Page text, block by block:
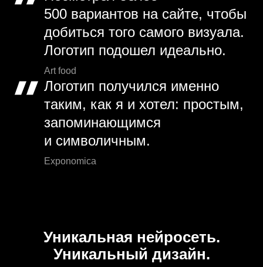
500 вариантов на сайте, чтобы
добиться того самого визуала.
Логотип подошел идеально.
Art food
Логотип получился именно
таким, как я и хотел: простым,
запоминающимся
и символичным.
Exponomica
Уникальная нейросеть.
Уникальный дизайн.